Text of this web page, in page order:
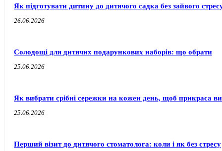
Як підготувати дитину до дитячого садка без зайвого
26.06.2026
Солодощі для дитячих подарункових наборів: що обрати
25.06.2026
Як вибрати срібні сережки на кожен день, щоб прикраса
25.06.2026
Перший візит до дитячого стоматолога: коли і як без стресу